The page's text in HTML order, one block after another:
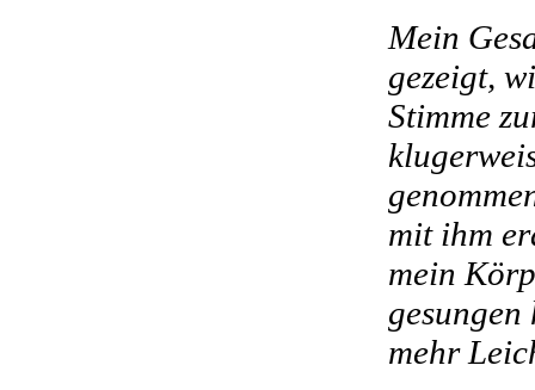
Mein
gezeigt,
Stimme
mit ihm
mein
mehr